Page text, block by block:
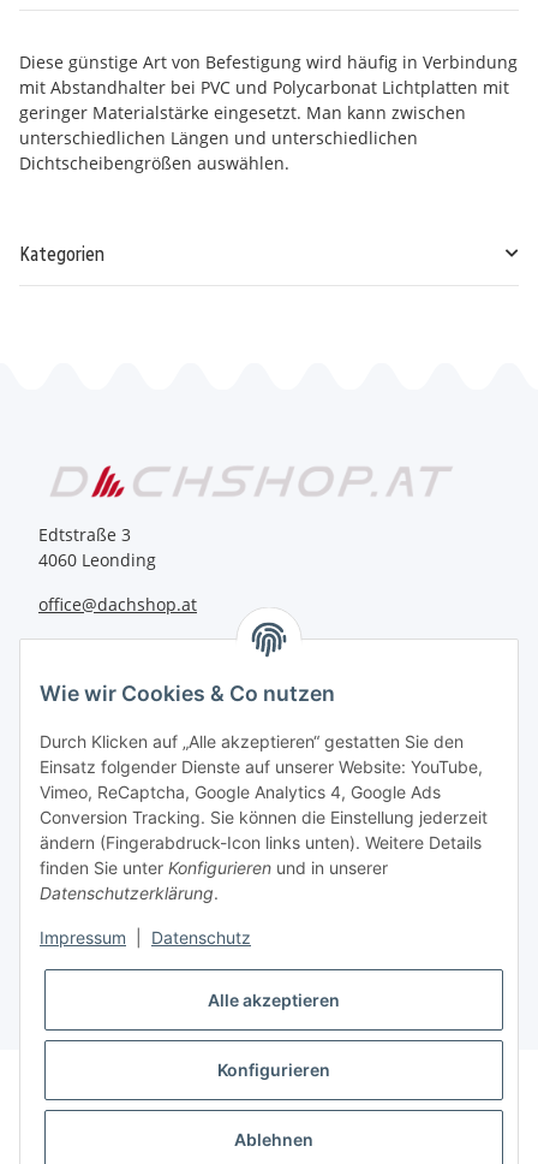
Diese günstige Art von Befestigung wird häufig in Verbindung
mit Abstandhalter bei PVC und Polycarbonat Lichtplatten mit
geringer Materialstärke eingesetzt. Man kann zwischen
unterschiedlichen Längen und unterschiedlichen
Dichtscheibengrößen auswählen.
Kategorien
Edtstraße 3
4060 Leonding
office@dachshop.at
Informationen
Sie haben Fragen zu
+43 732 67 37 27
* Alle Preise inkl. gesetzlicher USt., zzgl. Versand
Wie wir Cookies & Co nutzen
Durch Klicken auf „Alle akzeptieren“ gestatten Sie den
Einsatz folgender Dienste auf unserer Website: YouTube,
Vimeo, ReCaptcha, Google Analytics 4, Google Ads
Conversion Tracking. Sie können die Einstellung jederzeit
ändern (Fingerabdruck-Icon links unten). Weitere Details
finden Sie unter Konfigurieren und in unserer
Datenschutzerklärung.
Impressum Datenschutz
Alle akzeptieren
Konfigurieren
Ablehnen